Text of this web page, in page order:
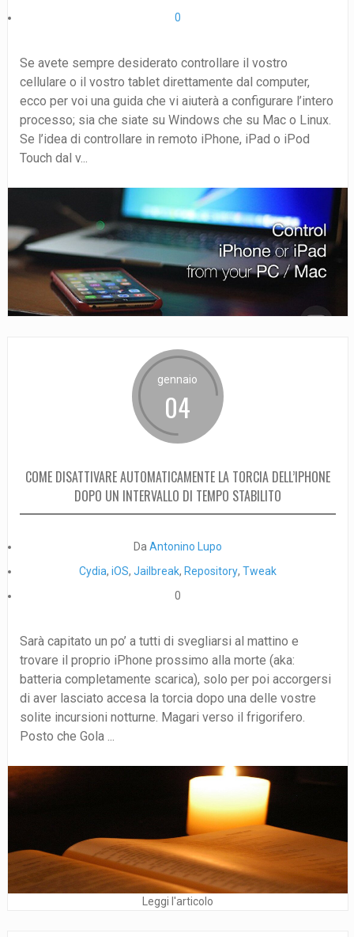
0
Se avete sempre desiderato controllare il vostro
cellulare o il vostro tablet direttamente dal computer,
ecco per voi una guida che vi aiuterà a configurare l’intero
processo; sia che siate su Windows che su Mac o Linux.
Se l’idea di controllare in remoto iPhone, iPad o iPod
Touch dal v...
gennaio
04
COME DISATTIVARE AUTOMATICAMENTE LA TORCIA DELL’IPHONE
DOPO UN INTERVALLO DI TEMPO STABILITO
Da Antonino Lupo
Cydia, iOS, Jailbreak, Repository, Tweak
0
Sarà capitato un po’ a tutti di svegliarsi al mattino e
trovare il proprio iPhone prossimo alla morte (aka:
batteria completamente scarica), solo per poi accorgersi
di aver lasciato accesa la torcia dopo una delle vostre
solite incursioni notturne. Magari verso il frigorifero.
Posto che Gola ...
Leggi l'articolo